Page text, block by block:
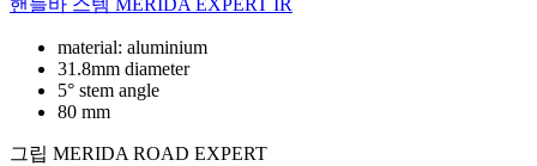
material: aluminium
31.8mm diameter
5° stem angle
80 mm
그립 MERIDA ROAD EXPERT